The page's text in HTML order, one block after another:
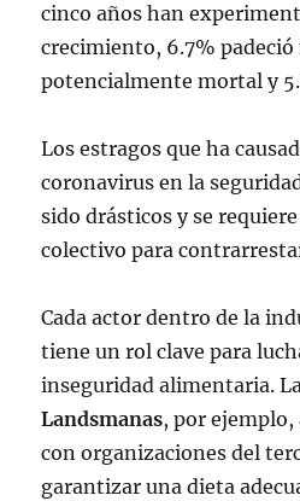
cinco años han
crecimiento, 6.7%
potencialmente mortal y
Los estragos que ha
coronavirus en la
sido drásticos y se
colectivo para
Cada actor dentro de la
tiene un rol clave para
inseguridad alimentaria.
Landsmanas, por ejemplo,
con organizaciones del
garantizar una dieta